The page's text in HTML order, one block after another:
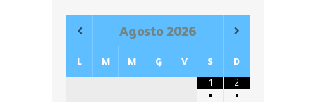
Agosto 2026
L M M G V S D
1
•
2
•